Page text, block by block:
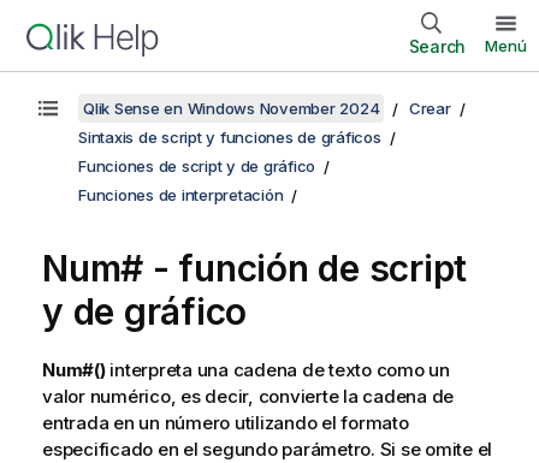
Search Menú
Qlik Sense en Windows November 2024
Crear
Sintaxis de script y funciones de gráficos
Funciones de script y de gráfico
Funciones de interpretación
Num# - función de script
y de gráfico
Num#()interpreta una cadena de texto como un
valor numérico, es decir, convierte la cadena de
entrada en un número utilizando el formato
especificado en el segundo parámetro. Si se omite el